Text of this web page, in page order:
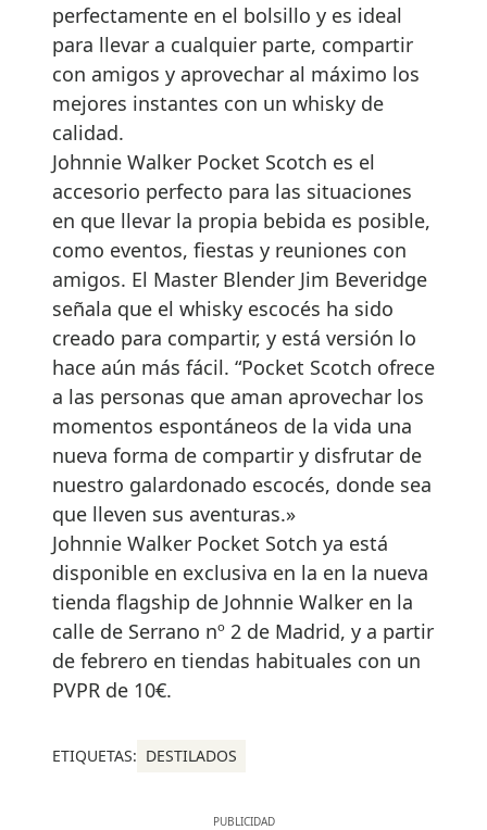
perfectamente en el bolsillo y es ideal
para llevar a cualquier parte, compartir
con amigos y aprovechar al máximo los
mejores instantes con un whisky de
calidad.
Johnnie Walker Pocket Scotch es el
accesorio perfecto para las situaciones
en que llevar la propia bebida es posible,
como eventos, fiestas y reuniones con
amigos. El Master Blender Jim Beveridge
señala que el whisky escocés ha sido
creado para compartir, y está versión lo
hace aún más fácil. “Pocket Scotch ofrece
a las personas que aman aprovechar los
momentos espontáneos de la vida una
nueva forma de compartir y disfrutar de
nuestro galardonado escocés, donde sea
que lleven sus aventuras.»
Johnnie Walker Pocket Sotch ya está
disponible en exclusiva en la en la nueva
tienda flagship de Johnnie Walker en la
calle de Serrano nº 2 de Madrid, y a partir
de febrero en tiendas habituales con un
PVPR de 10€.
ETIQUETAS: DESTILADOS